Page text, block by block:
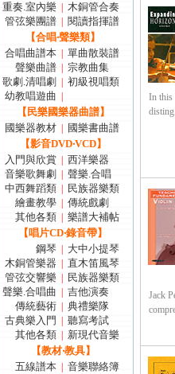
重奏.室內樂
木銅管合奏
管弦樂團譜
閱讀指揮譜
【合唱‧聲樂類】
合唱曲譜本
單曲散裝譜
聲樂曲譜
宗教曲集
歌劇.清唱劇
初級視唱類
幼教唱遊曲
【民樂國樂器曲譜】
國樂器教材
國樂書曲譜
【影音DVD‧VCD】
入門與欣賞
西洋樂器
音樂歌舞劇
聲樂.合唱
中西舞蹈類
民族器樂類
繪畫教學
傳統戲劇
其他各類
樂譜大補帖
【唱片CD‧錄音帶】
鋼琴
大中小提琴
木銅管樂器
直木笛風琴
管弦交響樂
民族器樂類
聲樂.合唱曲
吉他演奏
傳統藝術
典禮樂隊
古典樂入門
聽寫考試
其他各類
新現代音樂
【教材‧教具】
五線譜本
音樂聯絡簿
In this
Jack